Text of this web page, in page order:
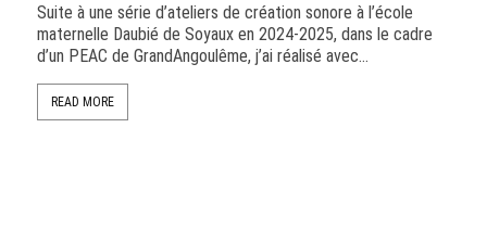
à une série d’ateliers de création sonore à l’école
Daubié de Soyaux en 2024-2025, dans le cadre
PEAC de GrandAngoulême, j’ai réalisé avec…
READ MORE